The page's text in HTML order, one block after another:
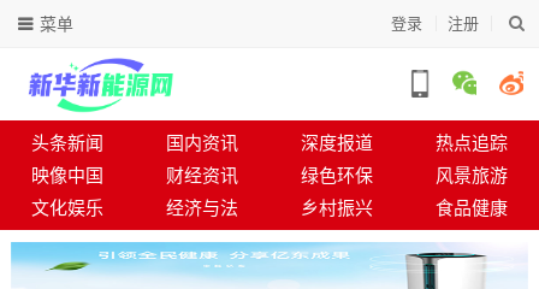
登录 注册
菜单
头条新闻 国内资讯 深度报道
热点追踪
映像中国
财经资讯 绿色环保
风景旅游
文化娱乐
经济与法 乡村振兴 食品健康